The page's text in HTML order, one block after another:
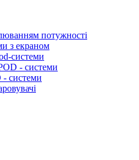
потужності
з екраном
системи
- системи
- системи